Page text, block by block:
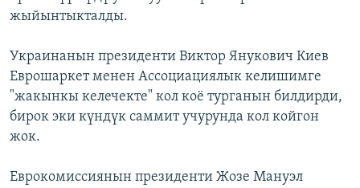
ЭЖЕ-СИҢДИЛЕР
АЗАТТЫК+
ЫҢГАЙСЫЗ СУРООЛОР
ОНЛАЙН ШЕРИНЕ
ЭЕ/АРнун бардык сайттары
жыйынтыкталды.
Украинанын президенти Виктор Янукович Киев
Еврошаркет менен Ассоциациялык келишимге
"жакынкы келечекте" кол коё турганын билдирди,
бирок эки күндүк саммит учурунда кол койгон
жок.
Еврокомиссиянын президенти Жозе Мануэл